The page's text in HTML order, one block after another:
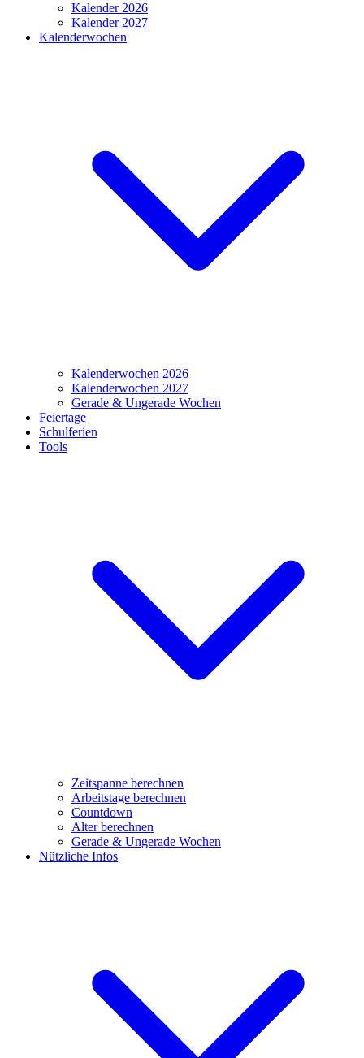
Kalender 2026
Kalender 2027
Kalenderwochen
Kalenderwochen 2026
Kalenderwochen 2027
Gerade & Ungerade Wochen
Feiertage
Schulferien
Tools
Zeitspanne berechnen
Arbeitstage berechnen
Countdown
Alter berechnen
Gerade & Ungerade Wochen
Nützliche Infos